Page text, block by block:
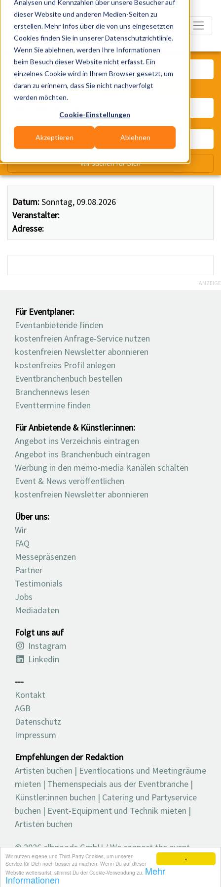
×
Wir nutzen eigene und Third-Party-Cookies, um unseren
Service für Dich noch besser zu machen. Wenn Du auf dieser
Website weitersurfst, stimmst Du der Cookie-Verwendung zu. Mehr
Informationen
Analysen und Kennzahlen über unsere Besucher auf
dieser Website und anderen Medien-Seiten zu
erstellen. Mehr Infos über die von uns eingesetzten
Cookies finden Sie in unserer Datenschutzrichtlinie.
Wenn Sie ablehnen, werden Ihre Informationen
beim Besuch dieser Website nicht erfasst. Ein
einzelnes Cookie wird in Ihrem Browser gesetzt, um
daran zu erinnern, dass Sie nicht nachverfolgt
werden möchten.
Cookie-Einstellungen
Akzeptieren Ablehnen
Datum:Sonntag, 09.08.2026
Veranstalter:
Adresse:
Was? Künstler, Zelte, Bands,
Wir suchen für Dich
ANZEIGE
Für Eventplaner:
Eventanbietende finden
kostenfreien Anfrage-Service nutzen
kostenfreien Newsletter abonnieren
kostenfreies Profil anlegen
Eventbranchenbuch bestellen
Branchennews lesen
Eventtermine finden
Für Anbietende & Künstler:innen:
Angebot ins Verzeichnis eintragen
Angebot ins Branchenbuch eintragen
Werbung in den memo-media Kanälen schalten
Event & News veröffentlichen
kostenfreien Newsletter abonnieren
Über uns:
Wir
FAQ
Messepräsenzen
Partner
Testimonials
Jobs
Mediadaten
Folgt uns auf
Instagram
Linkedin
---
Kontakt
AGB
Datenschutz
Impressum
Empfehlungen der Redaktion
Artisten buchen | Eventlocations und Meetingräume
mieten | Themenspecials aus der Eventbranche |
Künstler:innen buchen | Catering und Partyservice
buchen | Event-Equipment und Technik mieten |
Artisten buchen
© 2026 elbgoods GmbH / We connect the event
industry / Medienvielfalt für die Eventplanung /
Eventbranchenbuch, Blog, Magazin und mehr